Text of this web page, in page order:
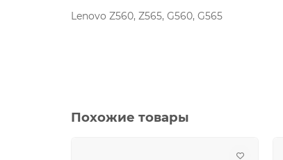
Lenovo Z560, Z565, G560, G565
Похожие товары